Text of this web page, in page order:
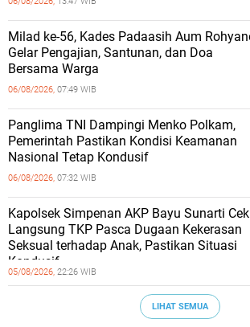
Milad ke-56, Kades Padaasih Aum
Gelar Pengajian, Santunan, dan Doa
Bersama Warga
06/08/2026, 07:49 WIB
Panglima TNI Dampingi Menko Polkam,
Pemerintah Pastikan Kondisi Keamanan
Nasional Tetap Kondusif
06/08/2026, 07:32 WIB
Kapolsek Simpenan AKP Bayu Sunarti Cek
Langsung TKP Pasca Dugaan Kekerasan
Seksual terhadap Anak, Pastikan Situasi
Kondusif
05/08/2026, 22:26 WIB
LIHAT SEMUA